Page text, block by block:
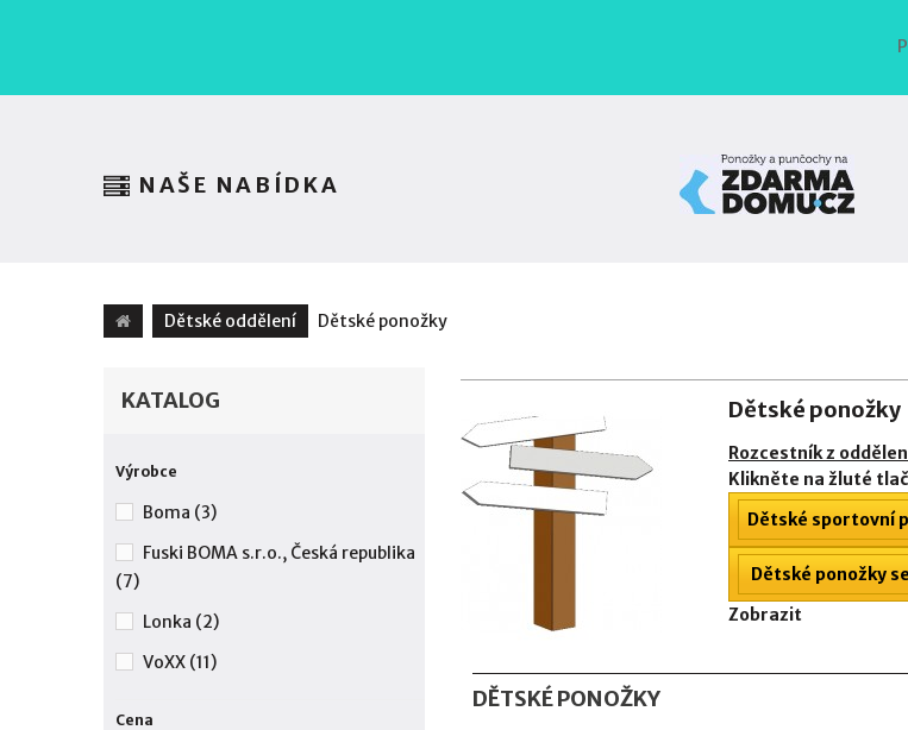
NAŠE NABÍDKA
Dětské oddělení Dětské ponožky
Dětské ponožky
Rozcestník z
Klikněte na žluté
Dětské sportovní
Dětské ponožky
Zobrazit
DĚTSKÉ PONOŽKY
KATALOG
Výrobce
Boma (3)
Fuski BOMA s.r.o., Česká republika
(7)
Lonka (2)
VoXX (11)
Cena